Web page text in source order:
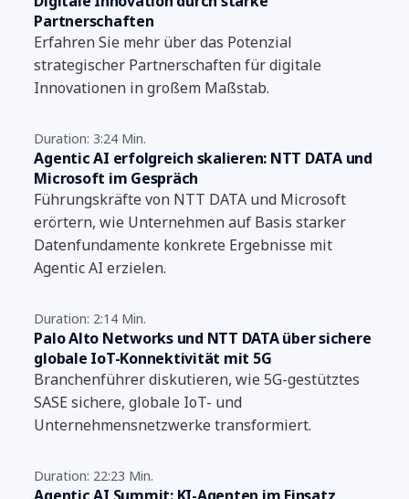
Partnerschaften
Erfahren Sie mehr über das Potenzial
strategischer Partnerschaften für digitale
Innovationen in großem Maßstab.
Duration: 3:24 Min.
Agentic AI erfolgreich skalieren: NTT DATA und
Microsoft im Gespräch
Führungskräfte von NTT DATA und Microsoft
erörtern, wie Unternehmen auf Basis starker
Datenfundamente konkrete Ergebnisse mit
Agentic AI erzielen.
Duration: 2:14 Min.
Palo Alto Networks und NTT DATA über sichere
globale IoT-Konnektivität mit 5G
Branchenführer diskutieren, wie 5G-gestütztes
SASE sichere, globale IoT- und
Unternehmensnetzwerke transformiert.
Duration: 22:23 Min.